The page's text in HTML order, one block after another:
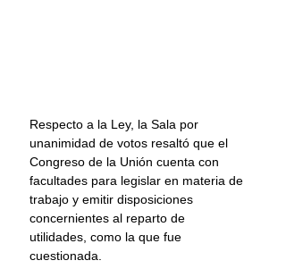
Respecto a la Ley, la Sala por
unanimidad de votos resaltó que el
Congreso de la Unión cuenta con
facultades para legislar en materia de
trabajo y emitir disposiciones
concernientes al reparto de
utilidades, como la que fue
cuestionada.